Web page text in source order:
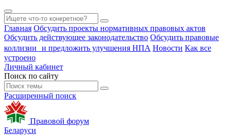
Главная Обсудить проекты нормативных правовых актов
Обсудить действующее законодательство Обсудить правовые
коллизии и предложить улучшения НПА Новости Как все
устроено
Личный кабинет
Поиск по сайту
Расширенный поиск
Правовой форум
Беларуси